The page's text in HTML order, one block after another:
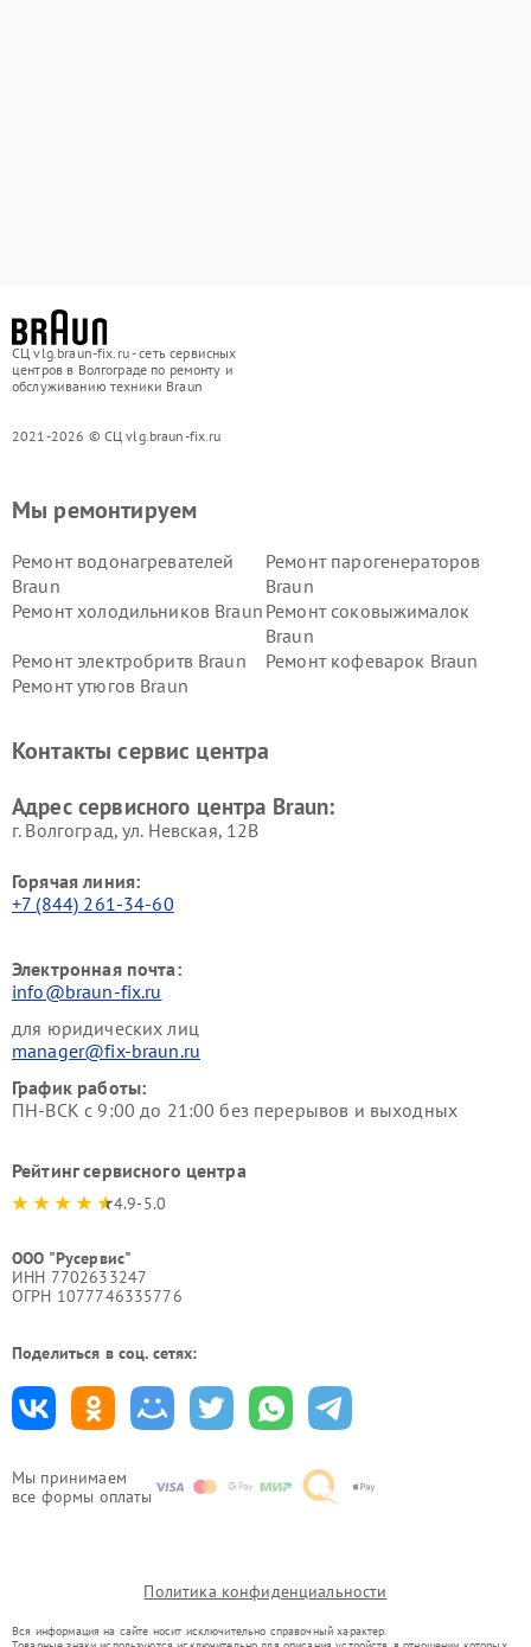
СЦ vlg.braun-fix.ru - сеть сервисных
центров в Волгограде по ремонту и
обслуживанию техники Braun
2021-2026 © СЦ vlg.braun-fix.ru
Мы принимаем
все формы оплаты
Мы ремонтируем
Ремонт водонагревателей
Braun
Ремонт парогенераторов
Braun
Ремонт холодильников Braun Ремонт соковыжималок
Braun
Ремонт электробритв Braun
Ремонт кофеварок Braun
Ремонт утюгов Braun
Контакты сервис центра
Адрес сервисного центра Braun:
г. Волгоград, ул. Невская, 12В
Горячая линия:
+7 (844) 261-34-60
Электронная почта:
info@braun-fix.ru
для юридических лиц
manager@fix-braun.ru
График работы:
ПН-ВСК с 9:00 до 21:00 без перерывов и выходных
Рейтинг сервисного центра
4.9-5.0
ООО "Русервис"
ИНН 7702633247
ОГРН 1077746335776
Поделиться в соц. сетях:
Политика конфиденциальности
Вся информация на сайте носит исключительно справочный характер.